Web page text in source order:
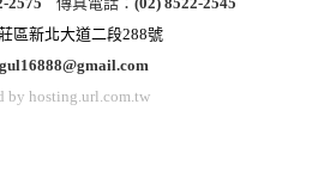
管)13x21mmx9M(2+7) 含稅
價
售價 NT$ 5,355